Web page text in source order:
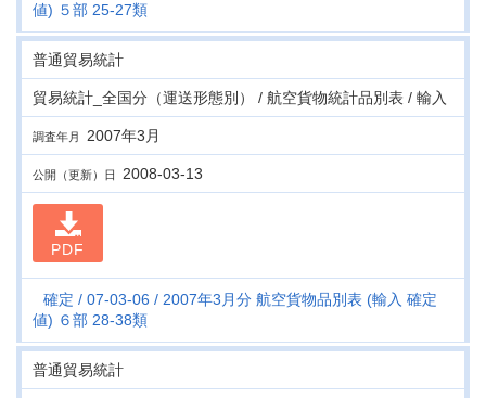
値) ５部 25-27類
普通貿易統計
貿易統計_全国分（運送形態別） / 航空貨物統計品別表 / 輸入
調査年月 2007年3月
公開（更新）日 2008-03-13
PDF
確定 07-03-06
2007年3月分 航空貨物品別表 (輸入 確定
値) ６部 28-38類
普通貿易統計